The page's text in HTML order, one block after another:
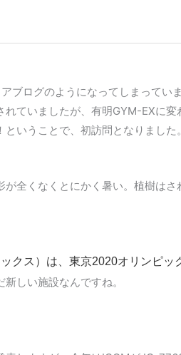
ブログのようになってしまって
ていましたが、有明GYM-EXに
いうことで、初訪問となりました。
全くなくとにかく暑い。植樹は
クス）は、東京2020オリンピ
しい施設なんですね。